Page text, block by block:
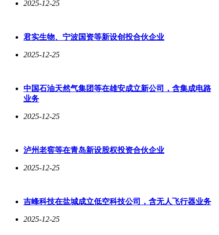
2025-12-25
君实生物、宁波国资等新设创投合伙企业
2025-12-25
中国石油天然气集团等在雄安成立新公司，含集成电路
业务
2025-12-25
泸州老窖等在青岛新设股权投资合伙企业
2025-12-25
吉峰科技在盐城成立低空科技公司，含无人飞行器业务
2025-12-25